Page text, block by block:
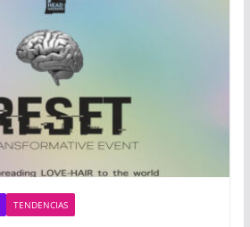
TENDENCIAS